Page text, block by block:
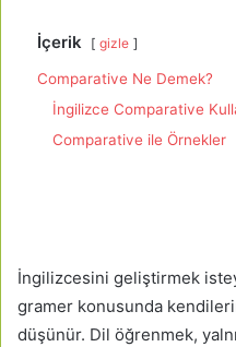
İçerik gizle
Comparative Ne Demek?
İngilizce Comparative
Comparative ile Örnekler
İngilizcesini geliştirmek
gramer konusunda
düşünür. Dil öğrenmek,